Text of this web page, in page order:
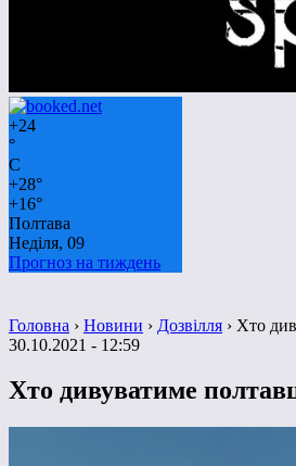
+24
°
C
+28°
+16°
Полтава
Неділя, 09
Прогноз на тиждень
Головна › Новини › Дозвілля › Хто
30.10.2021 - 12:59
Хто дивуватиме